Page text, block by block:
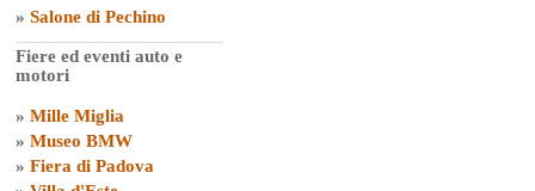
» Salone di Pechino
Fiere ed eventi auto e
motori
» Mille Miglia
» Museo BMW
» Fiera di Padova